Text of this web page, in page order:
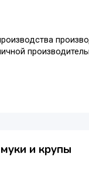
и крупы